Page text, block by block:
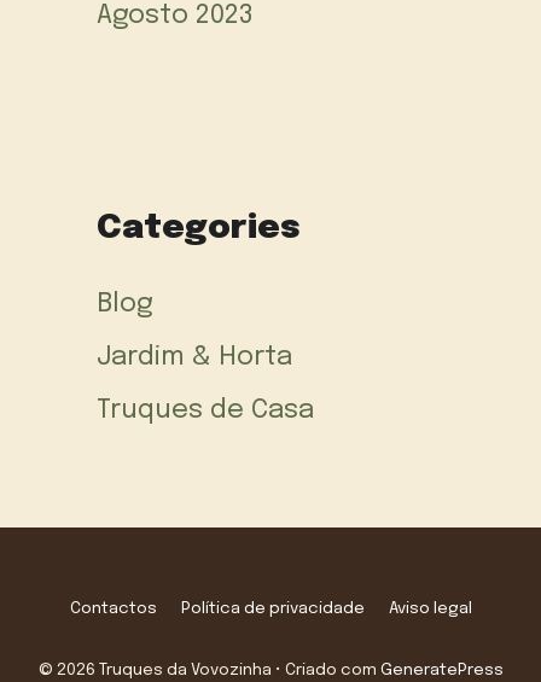
Agosto 2023
Categories
Blog
Jardim & Horta
Truques de Casa
Contactos Política de privacidade Aviso legal
© 2026 Truques da Vovozinha • Criado com GeneratePress